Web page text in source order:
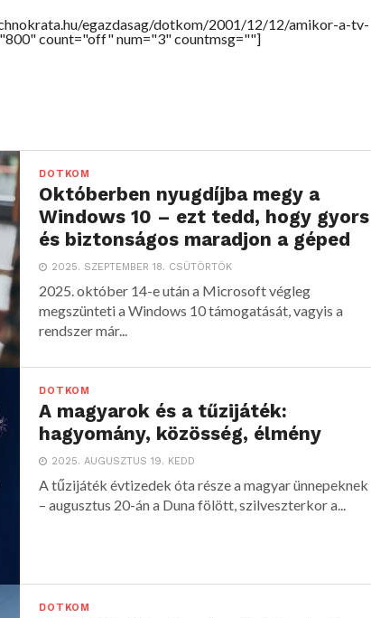
egazdasag/dotkom/2001/12/12/amikor-a-tv-
count="off" num="3" countmsg=""]
DOTKOM
Októberben nyugdíjba megy a
Windows 10 – ezt tedd, hogy gyors
és biztonságos maradjon a géped
2025. SZEPTEMBER 18. CSÜTÖRTÖK
2025. október 14-e után a Microsoft végleg
megszünteti a Windows 10 támogatását, vagyis a
rendszer már...
DOTKOM
A magyarok és a tűzijáték:
hagyomány, közösség, élmény
2025. AUGUSZTUS 19. KEDD
A tűzijáték évtizedek óta része a magyar ünnepeknek
– augusztus 20-án a Duna fölött, szilveszterkor a...
DOTKOM